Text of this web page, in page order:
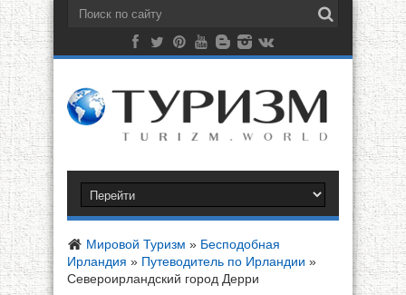
Мировой Туризм » Бесподобная
Ирландия » Путеводитель по Ирландии »
Североирландский город Дерри